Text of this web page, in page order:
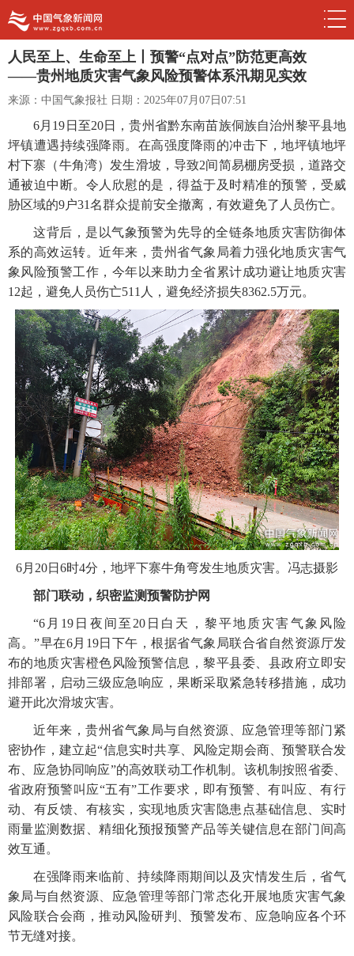
人民至上、生命至上丨预警“点对点”防范更高效
——贵州地质灾害气象风险预警体系汛期见实效
来源：中国气象报社 日期：2025年07月07日07:51
6月19日至20日，贵州省黔东南苗族侗族自治州黎平县地
坪镇遭遇持续强降雨。在高强度降雨的冲击下，地坪镇地坪
村下寨（牛角湾）发生滑坡，导致2间简易棚房受损，道路交
通被迫中断。令人欣慰的是，得益于及时精准的预警，受威
胁区域的9户31名群众提前安全撤离，有效避免了人员伤亡。
这背后，是以气象预警为先导的全链条地质灾害防御体
系的高效运转。近年来，贵州省气象局着力强化地质灾害气
象风险预警工作，今年以来助力全省累计成功避让地质灾害
12起，避免人员伤亡511人，避免经济损失8362.5万元。
6月20日6时4分，地坪下寨牛角弯发生地质灾害。冯志摄影
部门联动，织密监测预警防护网
“6月19日夜间至20日白天，黎平地质灾害气象风险
高。”早在6月19日下午，根据省气象局联合省自然资源厅发
布的地质灾害橙色风险预警信息，黎平县委、县政府立即安
排部署，启动三级应急响应，果断采取紧急转移措施，成功
避开此次滑坡灾害。
近年来，贵州省气象局与自然资源、应急管理等部门紧
密协作，建立起“信息实时共享、风险定期会商、预警联合发
布、应急协同响应”的高效联动工作机制。该机制按照省委、
省政府预警叫应“五有”工作要求，即有预警、有叫应、有行
动、有反馈、有核实，实现地质灾害隐患点基础信息、实时
雨量监测数据、精细化预报预警产品等关键信息在部门间高
效互通。
在强降雨来临前、持续降雨期间以及灾情发生后，省气
象局与自然资源、应急管理等部门常态化开展地质灾害气象
风险联合会商，推动风险研判、预警发布、应急响应各个环
节无缝对接。